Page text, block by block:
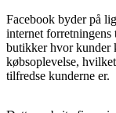
Facebook byder på
internet
butikker hvor kunder
købsoplevelse,
tilfredse kunderne er.